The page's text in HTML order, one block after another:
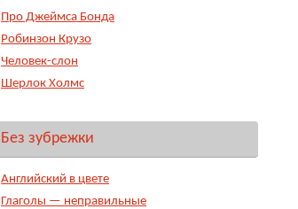
Про Джеймса Бонда
Робинзон Крузо
Человек-слон
Шерлок Холмс
Без зубрежки
Английский в цвете
Глаголы — неправильные